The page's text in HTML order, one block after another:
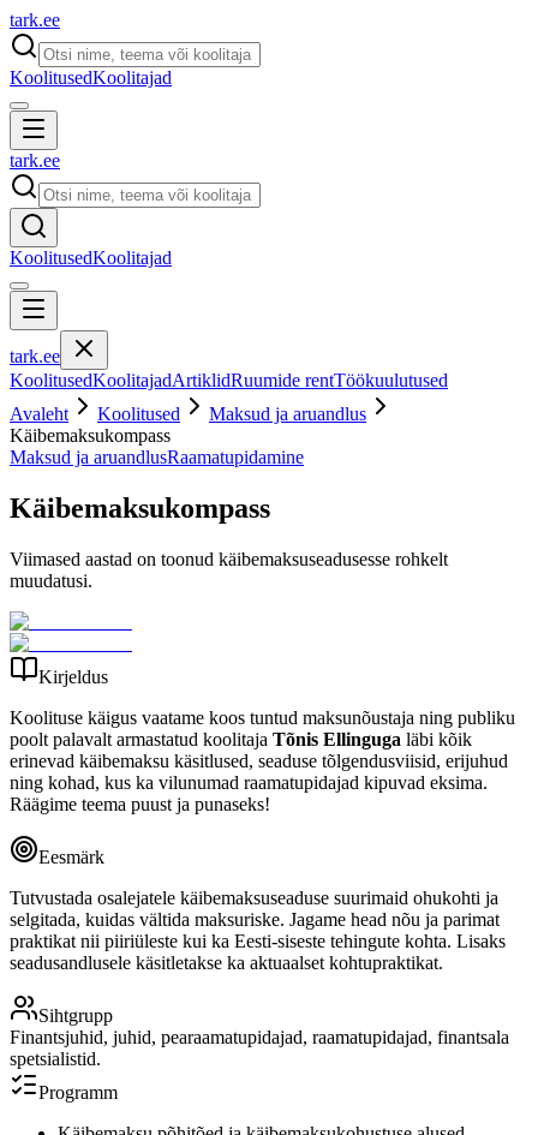
tark.ee
KoolitusedKoolitajad
tark.ee
KoolitusedKoolitajad
tark.ee
KoolitusedKoolitajadArtiklidRuumide rentTöökuulutused
Avaleht
Koolitused
Maksud ja aruandlus
Käibemaksukompass
Maksud ja aruandlusRaamatupidamine
Käibemaksukompass
Viimased aastad on toonud käibemaksuseadusesse rohkelt
muudatusi.
Kirjeldus
Koolituse käigus vaatame koos tuntud maksunõustaja ning publiku
poolt palavalt armastatud koolitaja Tõnis Ellinguga läbi kõik
erinevad käibemaksu käsitlused, seaduse tõlgendusviisid, erijuhud
ning kohad, kus ka vilunumad raamatupidajad kipuvad eksima.
Räägime teema puust ja punaseks!
Eesmärk
Tutvustada osalejatele käibemaksuseaduse suurimaid ohukohti ja
selgitada, kuidas vältida maksuriske. Jagame head nõu ja parimat
praktikat nii piiriüleste kui ka Eesti-siseste tehingute kohta. Lisaks
seadusandlusele käsitletakse ka aktuaalset kohtupraktikat.
Sihtgrupp
Finantsjuhid, juhid, pearaamatupidajad, raamatupidajad, finantsala
spetsialistid.
Programm